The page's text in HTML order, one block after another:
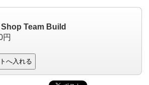
Team Build
円
へ入れる